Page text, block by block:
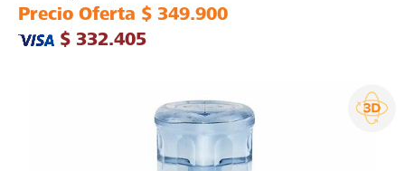
Precio Oferta $ 349.900
$ 332.405